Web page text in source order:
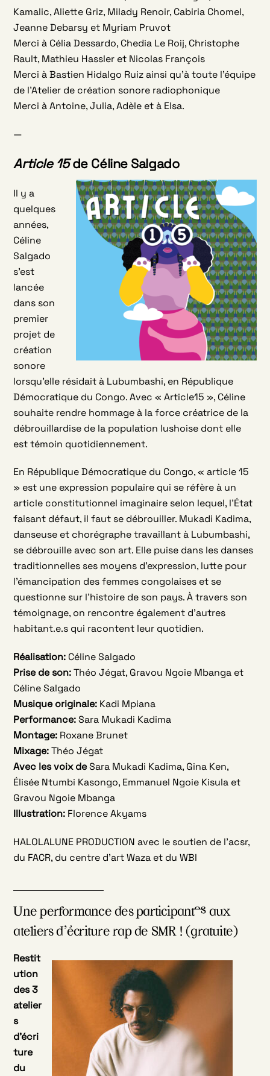
Kamalic, Aliette Griz, Milady Renoir, Cabiria Chomel,
Jeanne Debarsy et Myriam Pruvot
Merci à Célia Dessardo, Chedia Le Roij, Christophe
Rault, Mathieu Hassler et Nicolas François
Merci à Bastien Hidalgo Ruiz ainsi qu’à toute l’équipe
de l’Atelier de création sonore radiophonique
Merci à Antoine, Julia, Adèle et à Elsa.
—
Article 15de Céline Salgado
Il y a
quelques
années,
Céline
Salgado
s’est
lancée
dans son
premier
projet de
création
sonore
lorsqu’elle résidait à Lubumbashi, en République
Démocratique du Congo. Avec « Article15 », Céline
souhaite rendre hommage à la force créatrice de la
débrouillardise de la population lushoise dont elle
est témoin quotidiennement.
En République Démocratique du Congo, « article 15
» est une expression populaire qui se réfère à un
article constitutionnel imaginaire selon lequel, l’État
faisant défaut, il faut se débrouiller. Mukadi Kadima,
danseuse et chorégraphe travaillant à Lubumbashi,
se débrouille avec son art. Elle puise dans les danses
traditionnelles ses moyens d’expression, lutte pour
l’émancipation des femmes congolaises et se
questionne sur l’histoire de son pays. À travers son
témoignage, on rencontre également d’autres
habitant.e.s qui racontent leur quotidien.
Réalisation: Céline Salgado
Prise de son:Théo Jégat, Gravou Ngoie Mbanga et
Céline Salgado
Musique originale: Kadi Mpiana
Performance:Sara Mukadi Kadima
Montage: Roxane Brunet
Mixage:Théo Jégat
Avec les voix deSara Mukadi Kadima, Gina Ken,
Élisée Ntumbi Kasongo, Emmanuel Ngoie Kisula et
Gravou Ngoie Mbanga
Illustration: Florence Akyams
HALOLALUNE PRODUCTION avec le soutien de l’acsr,
du FACR, du centre d’art Waza et du WBI
Une performance des participant·es aux
ateliers d’écriture rap de SMR ! (gratuite)
Restit
ution
des 3
atelier
s
d’écri
ture
du